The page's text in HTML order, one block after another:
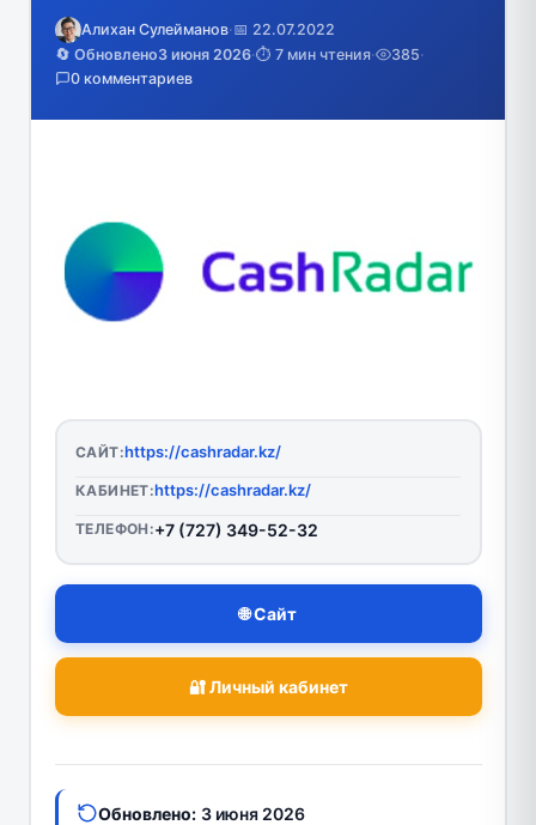
Алихан Сулейманов·📅 22.07.2022
🔄 Обновлено3 июня 2026·⏱️ 7 мин чтения· 385·
0 комментариев
САЙТ:https://cashradar.kz/
КАБИНЕТ:https://cashradar.kz/
ТЕЛЕФОН:+7 (727) 349-52-32
🌐 Сайт
🔐 Личный кабинет
Обновлено: 3 июня 2026